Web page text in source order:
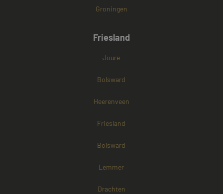
Groningen
Friesland
Joure
Bolsward
Heerenveen
Friesland
Bolsward
Lemmer
Drachten